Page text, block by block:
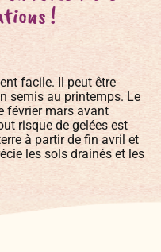
!
facile. Il peut être
semis au printemps. Le
février mars avant
risque de gelées est
à partir de fin avril et
les sols drainés et les